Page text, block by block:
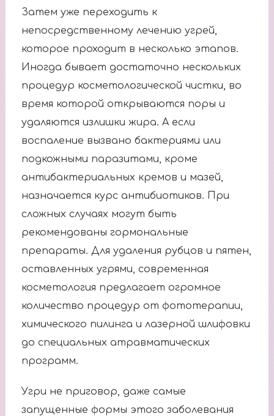
Затем уже переходить к
непосредственному лечению угрей,
которое проходит в несколько этапов.
Иногда бывает достаточно нескольких
процедур косметологической чистки, во
время которой открываются поры и
удаляются излишки жира. А если
воспаление вызвано бактериями или
подкожными паразитами, кроме
антибактериальных кремов и мазей,
назначается курс антибиотиков. При
сложных случаях могут быть
рекомендованы гормональные
препараты. Для удаления рубцов и пятен,
оставленных угрями, современная
косметология предлагает огромное
количество процедур от фототерапии,
химического пилинга и лазерной шлифовки
до специальных атравматических
программ.
Угри не приговор, даже самые
запущенные формы этого заболевания